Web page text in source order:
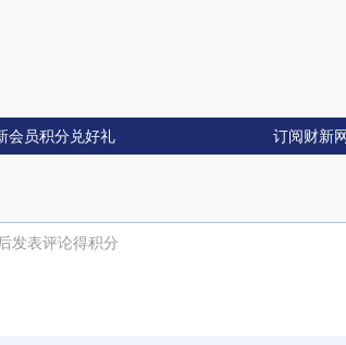
会员积分兑好礼 订阅财新
后发表评论得积分